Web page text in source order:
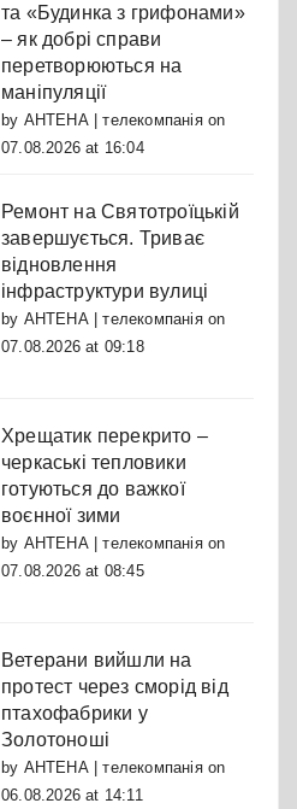
та «Будинка з грифонами»
– як добрі справи
перетворюються на
маніпуляції
by АНТЕНА | телекомпаніяon
07.08.2026 at 16:04
Ремонт на Святотроїцькій
завершується. Триває
відновлення
інфраструктури вулиці
by АНТЕНА | телекомпаніяon
07.08.2026 at 09:18
Хрещатик перекрито –
черкаські тепловики
готуються до важкої
воєнної зими
by АНТЕНА | телекомпаніяon
07.08.2026 at 08:45
Ветерани вийшли на
протест через сморід від
птахофабрики у
Золотоноші
by АНТЕНА | телекомпаніяon
06.08.2026 at 14:11